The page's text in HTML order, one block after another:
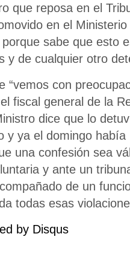
que reposa en el
en el
sabe que esto
y de cualquier otro
“vemos con
fiscal general de la
dice que lo
y ya el domingo
una confesión sea
y ante un
de un
todas esas
by Disqus